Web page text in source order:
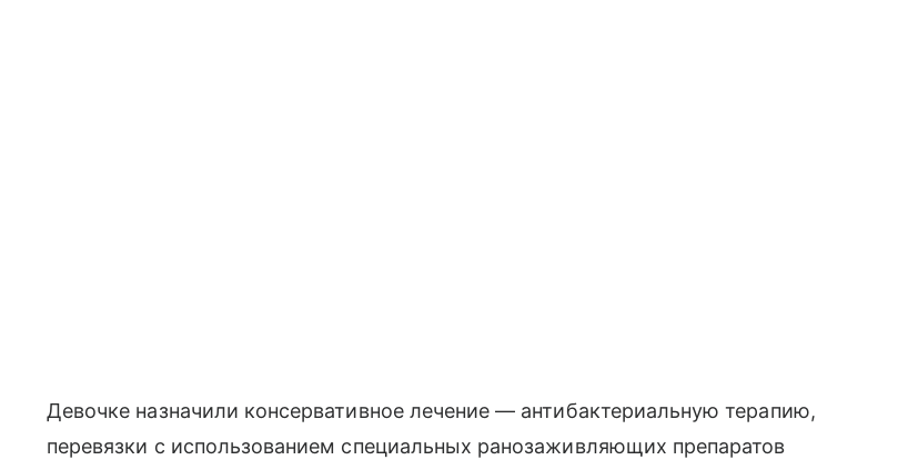
Девочке назначили консервативное лечение — антибактериальную терапию,
перевязки с использованием специальных ранозаживляющих препаратов